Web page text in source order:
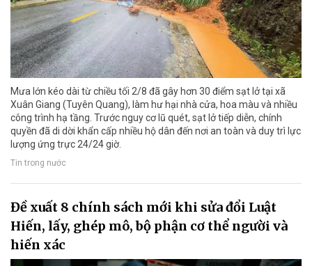
Mưa lớn kéo dài từ chiều tối 2/8 đã gây hơn 30 điểm sạt lở tại xã
Xuân Giang (Tuyên Quang), làm hư hại nhà cửa, hoa màu và nhiều
công trình hạ tầng. Trước nguy cơ lũ quét, sạt lở tiếp diễn, chính
quyền đã di dời khẩn cấp nhiều hộ dân đến nơi an toàn và duy trì lực
lượng ứng trực 24/24 giờ.
Tin trong nước
Đề xuất 8 chính sách mới khi sửa đổi Luật
Hiến, lấy, ghép mô, bộ phận cơ thể người và
hiến xác